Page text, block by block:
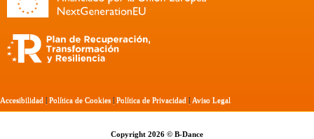
Accesibilidad | Política de Cookies | Política de Privacidad | Aviso Legal
Copyright 2026 © B-Dance